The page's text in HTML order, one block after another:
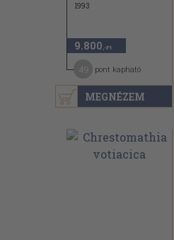
MEGNÉZEM
1993
9.800 ,-Ft
pont kapható